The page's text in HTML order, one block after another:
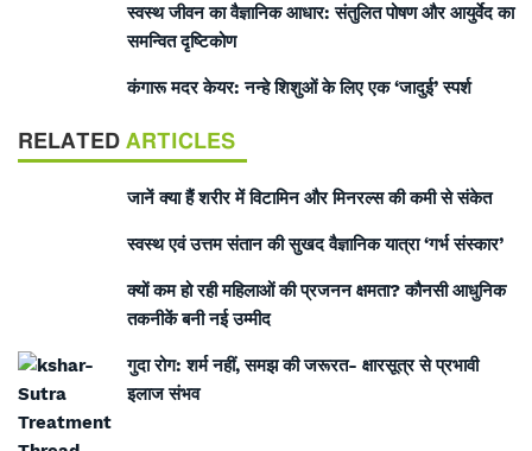
स्वस्थ जीवन का वैज्ञानिक आधार: संतुलित पोषण और आयुर्वेद का
समन्वित दृष्टिकोण
कंगारू मदर केयर: नन्हे शिशुओं के लिए एक ‘जादुई’ स्पर्श
RELATED ARTICLES
जानें क्या हैं शरीर में विटामिन और मिनरल्स की कमी से संकेत
स्वस्थ एवं उत्तम संतान की सुखद वैज्ञानिक यात्रा ‘गर्भ संस्कार’
क्यों कम हो रही महिलाओं की प्रजनन क्षमता? कौनसी आधुनिक
तकनीकें बनी नई उम्मीद
गुदा रोग: शर्म नहीं, समझ की जरूरत- क्षारसूत्र से प्रभावी
इलाज संभव